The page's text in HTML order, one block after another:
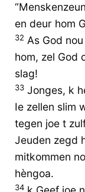
en deur hom
32 As God
hom, zel God
slag!
33 Jonges, k
Ie zellen slim
tegen joe t
Jeuden zegd
mitkommen
hèngoa.
34